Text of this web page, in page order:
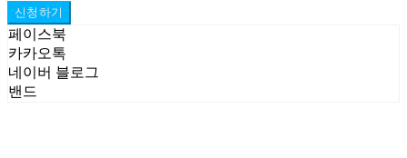
신청하기
페이스북
카카오톡
네이버 블로그
밴드